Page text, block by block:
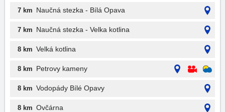
7 km Naučná stezka - Bílá Opava
7 km Naučná stezka - Velka kotlina
8 km Velká kotlina
8 km Petrovy kameny
8 km Vodopády Bílé Opavy
8 km Ovčárna